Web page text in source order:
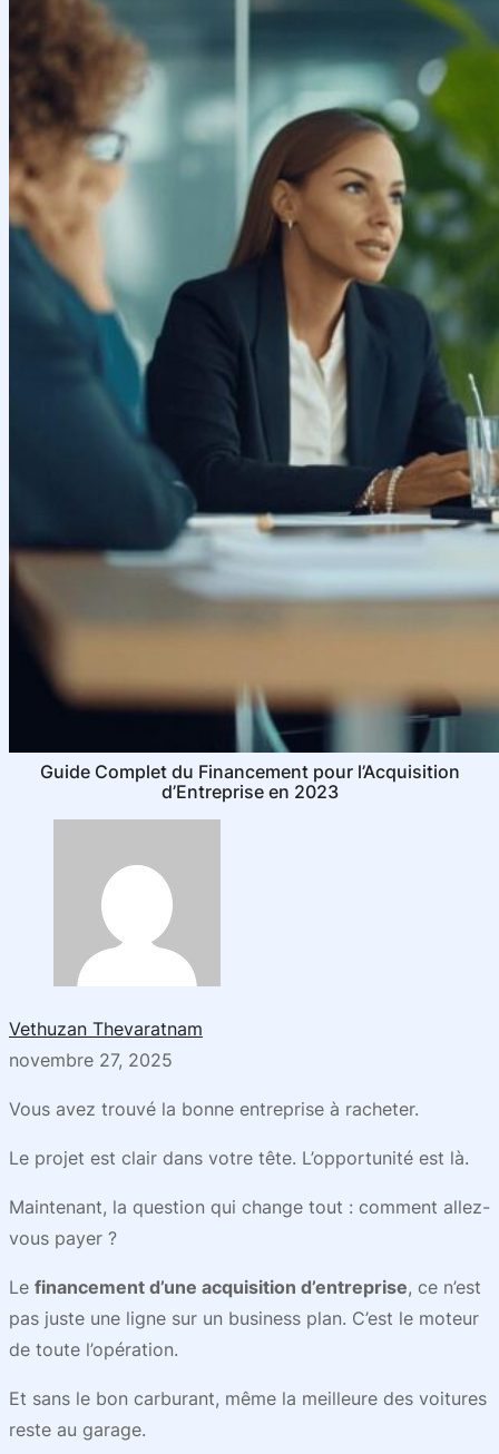
Guide Complet du Financement pour l’Acquisition
d’Entreprise en 2023
Vethuzan Thevaratnam
novembre 27, 2025
Vous avez trouvé la bonne entreprise à racheter.
Le projet est clair dans votre tête. L’opportunité est là.
Maintenant, la question qui change tout : comment allez-
vous payer ?
Le financement d’une acquisition d’entreprise, ce n’est
pas juste une ligne sur un business plan. C’est le moteur
de toute l’opération.
Et sans le bon carburant, même la meilleure des voitures
reste au garage.